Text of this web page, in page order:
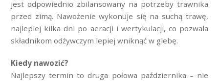
jest odpowiednio zbilansowany na potrzeby trawnika
przed zimą. Nawożenie wykonuje się na suchą trawę,
najlepiej kilka dni po aeracji i wertykulacji, co pozwala
składnikom odżywczym lepiej wniknąć w glebę.
Kiedy nawozić?
Najlepszy termin to druga połowa października – nie